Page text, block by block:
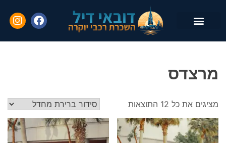
מרצדס
מציגים את כל ⁦12⁩ התוצאות